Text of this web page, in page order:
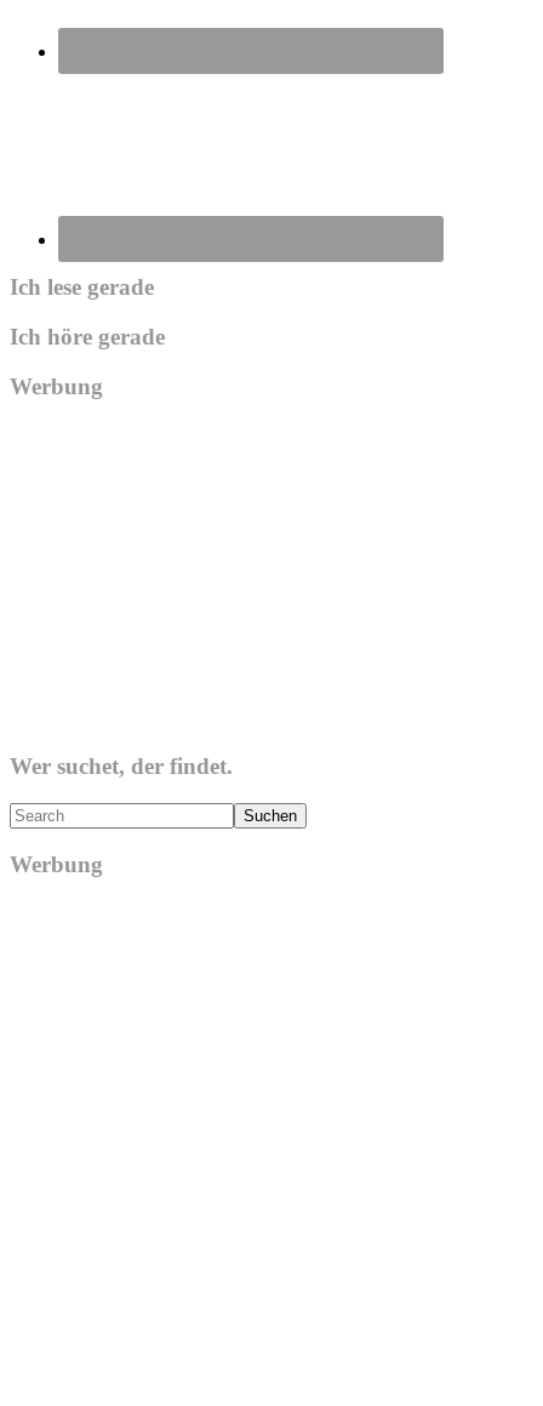
Ich lese gerade
Ich höre gerade
Werbung
Wer suchet, der findet.
Search
Werbung